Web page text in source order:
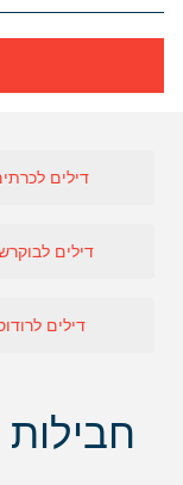
דילים
דילים
דילים